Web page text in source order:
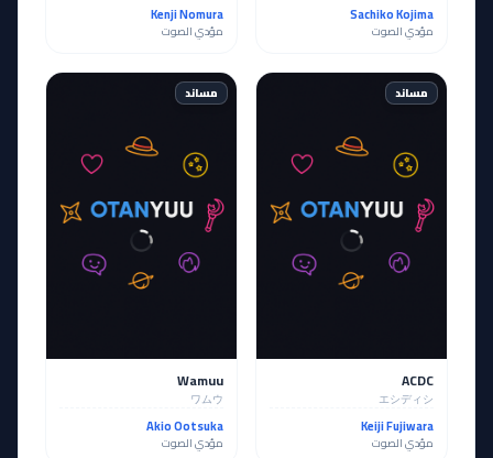
Sachiko Kojima
مؤدي الصوت
Kenji Nomura
مؤدي الصوت
مساند
ACDC
エシディシ
Keiji Fujiwara
مؤدي الصوت
مساند
Wamuu
ワムウ
Akio Ootsuka
مؤدي الصوت